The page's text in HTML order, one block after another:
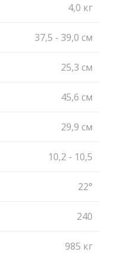
4,0 кг
37,5 - 39,0 cм
25,3 cм
45,6 cм
29,9 cм
10,2 - 10,5
22°
240
985 кг